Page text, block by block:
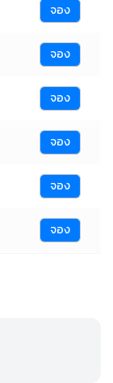
จอง
จอง
จอง
จอง
จอง
จอง